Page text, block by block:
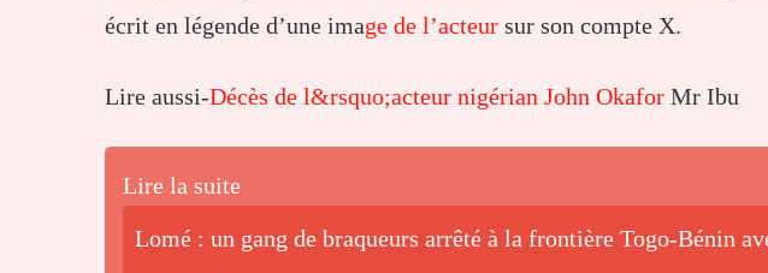
écrit en légende d’une image de l’acteur sur son compte X.
Lire aussi-Décès de l&rsquo;acteur nigérian John Okafor Mr Ibu
Lire la suite
Lomé : un gang de braqueurs arrêté à la frontière Togo-Bénin